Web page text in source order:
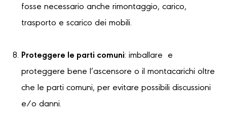
fosse necessario anche rimontaggio, carico,
trasporto e scarico dei mobili.
Proteggere le parti comuni: imballare e
proteggere bene l’ascensore o il montacarichi oltre
che le parti comuni, per evitare possibili discussioni
e/o danni.